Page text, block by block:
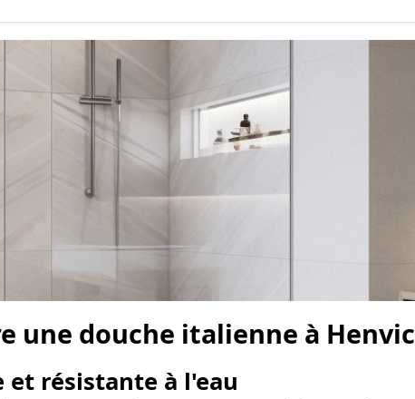
une douche italienne à Henvic
et résistante à l'eau